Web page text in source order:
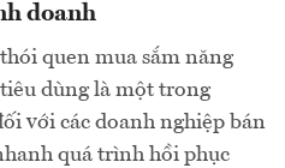
doanh
quen mua sắm năng
dùng là một trong
với các doanh nghiệp bán
quá trình hồi phục